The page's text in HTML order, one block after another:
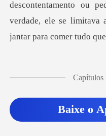
descontentamento
Capítulos
Baixe o